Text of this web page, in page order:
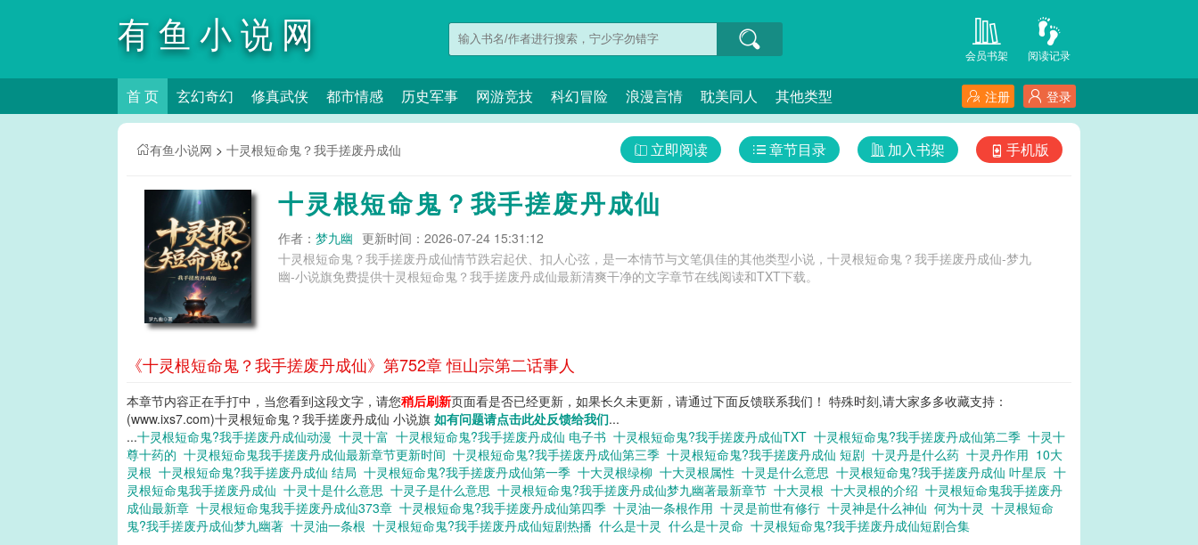
有鱼小说网 阅读记录
会员书架
首 页 玄幻奇幻 修真武侠 都市情感 历史军事 网游竞技 科幻冒险 浪漫言情 耽美同人 其他类型 登录
注册
有鱼小说网 > 十灵根短命鬼？我手搓废丹成仙 手机版
加入书架
章节目录
立即阅读
十灵根短命鬼？我手搓废丹成仙
作者： 梦九幽 更新时间：2026-07-24 15:31:12
十灵根短命鬼？我手搓废丹成仙情节跌宕起伏、扣人心弦，是一本情节与文笔俱佳的其他类型小说，十灵根短命鬼？我手搓废丹成仙-梦九
幽-小说旗免费提供十灵根短命鬼？我手搓废丹成仙最新清爽干净的文字章节在线阅读和TXT下载。
《十灵根短命鬼？我手搓废丹成仙》第752章 恒山宗第二话事人
本章节内容正在手打中，当您看到这段文字，请您稍后刷新页面看是否已经更新，如果长久未更新，请通过下面反馈联系我们！ 特殊时刻,请大家多多收藏支持：
(www.ixs7.com)十灵根短命鬼？我手搓废丹成仙 小说旗 如有问题请点击此处反馈给我们...
...十灵根短命鬼?我手搓废丹成仙动漫 十灵十富 十灵根短命鬼?我手搓废丹成仙 电子书 十灵根短命鬼?我手搓废丹成仙TXT 十灵根短命鬼?我手搓废丹成仙第二季 十灵十
尊十药的 十灵根短命鬼我手搓废丹成仙最新章节更新时间 十灵根短命鬼?我手搓废丹成仙第三季 十灵根短命鬼?我手搓废丹成仙 短剧 十灵丹是什么药 十灵丹作用 10大
灵根 十灵根短命鬼?我手搓废丹成仙 结局 十灵根短命鬼?我手搓废丹成仙第一季 十大灵根绿柳 十大灵根属性 十灵是什么意思 十灵根短命鬼?我手搓废丹成仙 叶星辰 十
灵根短命鬼我手搓废丹成仙 十灵十是什么意思 十灵子是什么意思 十灵根短命鬼?我手搓废丹成仙梦九幽著最新章节 十大灵根 十大灵根的介绍 十灵根短命鬼我手搓废丹
成仙最新章 十灵根短命鬼我手搓废丹成仙373章 十灵根短命鬼?我手搓废丹成仙第四季 十灵油一条根作用 十灵是前世有修行 十灵神是什么神仙 何为十灵 十灵根短命
鬼?我手搓废丹成仙梦九幽著 十灵油一条根 十灵根短命鬼?我手搓废丹成仙短剧热播 什么是十灵 什么是十灵命 十灵根短命鬼?我手搓废丹成仙短剧合集